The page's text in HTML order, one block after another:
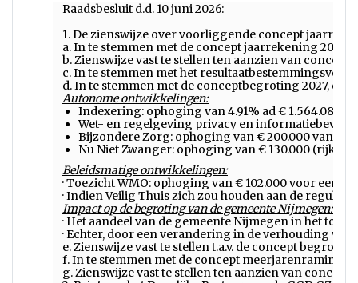
Raadsbesluit d.d. 10 juni 2026:
1. De zienswijze over voorliggende concept
a. In te stemmen met de concept jaarrekening 2025;
b. Zienswijze vast te stellen ten aanzien van
c. In te stemmen met het
d. In te stemmen met de conceptbegroting 2027,
Autonome ontwikkelingen:
Indexering: ophoging van 4.91% ad € 1.564.083
Wet- en regelgeving privacy en
Bijzondere Zorg: ophoging van € 200.000
Nu Niet Zwanger: ophoging van € 130.000
Beleidsmatige ontwikkelingen:
· Toezicht WMO: ophoging van € 102.000 voor een
· Indien Veilig Thuis zich zou houden aan de
Impact op de begroting van de gemeente Nijmegen:
· Het aandeel van de gemeente Nijmegen in het
· Echter, door een verandering in de verhouding
e. Zienswijze vast te stellen t.a.v. de concept
f. In te stemmen met de concept meerjarenraming;
g. Zienswijze vast te stellen ten aanzien van